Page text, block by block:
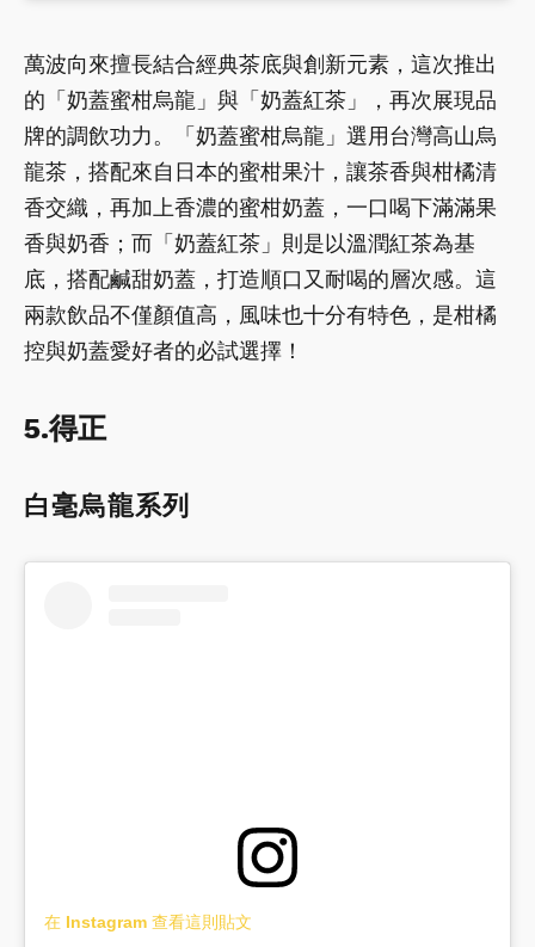
萬波向來擅長結合經典茶底與創新元素，這次推出
的「奶蓋蜜柑烏龍」與「奶蓋紅茶」，再次展現品
牌的調飲功力。「奶蓋蜜柑烏龍」選用台灣高山烏
龍茶，搭配來自日本的蜜柑果汁，讓茶香與柑橘清
香交織，再加上香濃的蜜柑奶蓋，一口喝下滿滿果
香與奶香；而「奶蓋紅茶」則是以溫潤紅茶為基
底，搭配鹹甜奶蓋，打造順口又耐喝的層次感。這
兩款飲品不僅顏值高，風味也十分有特色，是柑橘
控與奶蓋愛好者的必試選擇！
5.得正
白毫烏龍系列
在 Instagram 查看這則貼文